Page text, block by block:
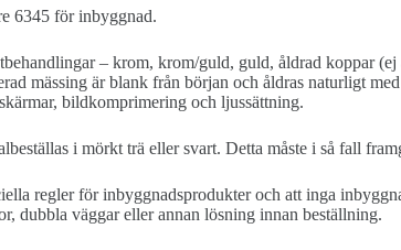
6345 för inbyggnad.
– krom, krom/guld, guld, åldrad koppar
mässing är blank från början och åldras naturligt
bildkomprimering och ljussättning.
i mörkt trä eller svart. Detta måste i så fall
regler för inbyggnadsprodukter och att inga
dubbla väggar eller annan lösning innan beställning.